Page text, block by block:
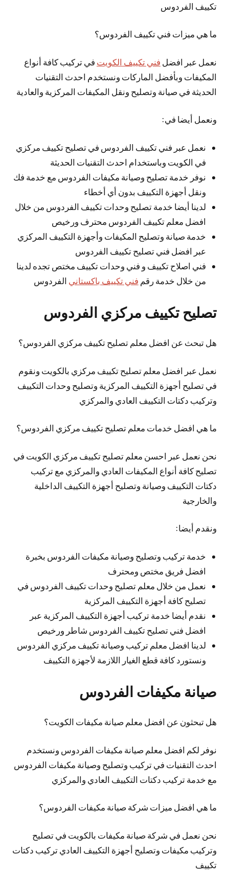
تكييف الفردوس
ما هي ميزات فني تكييف الفردوس؟
نعمل عبر افضل فني تكييف الكويت في تركيب كافة أنواع
المكيفات وبأفضل الماركات ونستخدم احدث التقنيات
الحديثة في صيانة وتصليح ونقل المكيفات المركزية والعادية
ونعمل أيضا في:
نعمل عبر فني تكييف الفردوس في تصليح تكييف مركزي
في الكويت وباستخدام احدث التقنيات الحديثة
نوفر خدمة تصليح وصيانة مكيفات الفردوس مع خدمة فك
ونقل أجهزة التكييف بدون أي أخطاء
لدينا أيضا خدمة تصليح وحدات تكييف الفردوس من خلال
افضل معلم تكييف الفردوس محترف ورخيص
خدمة صيانة وتصليح المكيفات وأجهزة التكييف المركزي
عبر افضل فني تصليح تكييف الفردوس
فني اصلاح تكييف و فني وحدات تكييف مختص تجده لدينا
من خلال خدمة رقم فني تكييف باكستاني الفردوس
تصليح تكييف مركزي الفردوس
هل تبحث عن افضل معلم تصليح تكييف مركزي الفردوس؟
نعمل عبر افضل معلم تصليح تكييف مركزي بالكويت ونقوم
في تصليح أجهزة التكييف المركزية وتصليح وحدات التكييف
وتركيب دكتات التكييف العادي والمركزي
ما هي افضل خدمات معلم تصليح تكييف مركزي الفردوس؟
نحن نعمل عبر احسن معلم تصليح تكييف مركزي الكويت في
تصليح كافة أنواع المكيفات العادي والمركزي مع تركيب
دكتات التكييف وصيانة وتصليح أجهزة التكييف الداخلية
والخارجية
ونقدم أيضا:
خدمة تركيب وتصليح وصيانة مكيفات الفردوس بخبرة
افضل فريق مختص ومحترف
نعمل من خلال معلم تصليح وحدات تكييف الفردوس في
تصليح كافة أجهزة التكييف المركزية
نقدم أيضا خدمة تركيب أجهزة التكييف المركزية عبر
افضل فني تصليح تكييف الفردوس شاطر ورخيص
لدينا افضل معلم تركيب وصيانة تكييف مركزي الفردوس
ونستورد كافة قطع الغيار اللازمة لأجهزة التكييف
صيانة مكيفات الفردوس
هل تبحثون عن افضل معلم صيانة مكيفات الكويت؟
نوفر لكم افضل معلم صيانة مكيفات الفردوس ونستخدم
احدث التقنيات في تركيب وتصليح وصيانة مكيفات الفردوس
مع خدمة تركيب دكتات التكييف العادي والمركزي
ما هي افضل ميزات شركة صيانة مكيفات الفردوس؟
نحن نعمل في شركة صيانة مكيفات بالكويت في تصليح
وتركيب مكيفات وتصليح أجهزة التكييف العادي تركيب دكتات
تكييف